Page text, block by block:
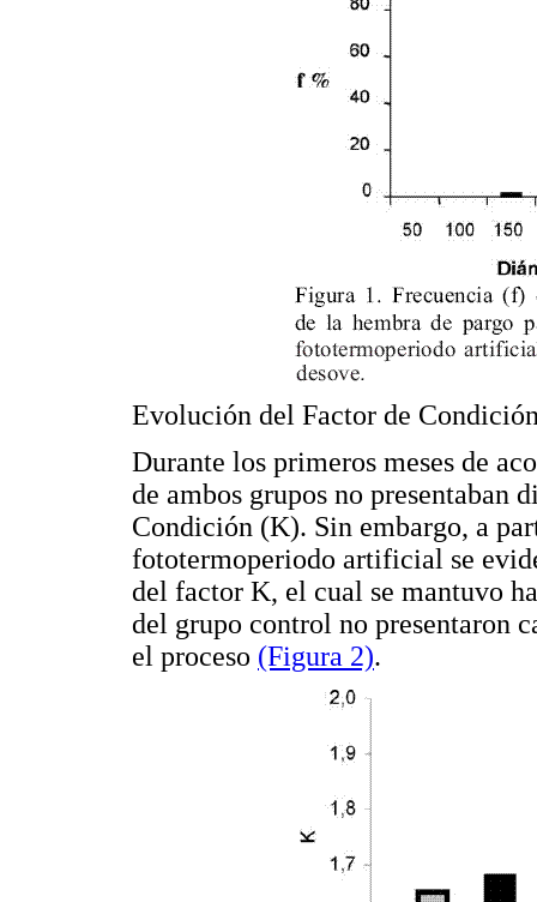
Evolución del Factor de
Durante los primeros meses de
de ambos grupos no presentaban
Condición (K). Sin embargo, a
fototermoperiodo artificial se
del factor K, el cual se mantuvo
del grupo control no presentaron
el proceso (Figura 2).